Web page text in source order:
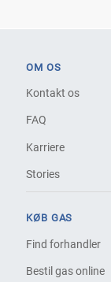
OM OS
Kontakt os
FAQ
Karriere
Stories
KØB GAS
Find forhandler
Bestil gas online